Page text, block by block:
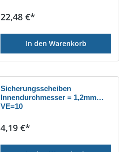
Regulärer Preis:
22,48 €*
In den Warenkorb
Sicherungsscheiben
Innendurchmesser = 1,2mm
VE=10
Regulärer Preis:
4,19 €*